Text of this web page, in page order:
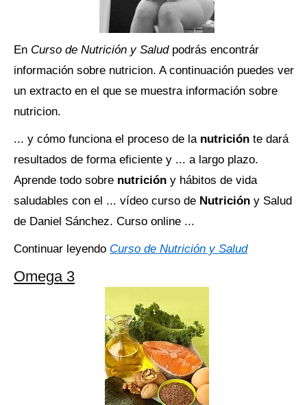
En Curso de Nutrición y Saludpodrás encontrár
información sobre nutricion. A continuación puedes ver
un extracto en el que se muestra información sobre
nutricion.
... y cómo funciona el proceso de la nutrición te dará
resultados de forma eficiente y ... a largo plazo.
Aprende todo sobre nutrición y hábitos de vida
saludables con el ... vídeo curso de Nutrición y Salud
de Daniel Sánchez. Curso online ...
Continuar leyendo Curso de Nutrición y Salud
Omega 3